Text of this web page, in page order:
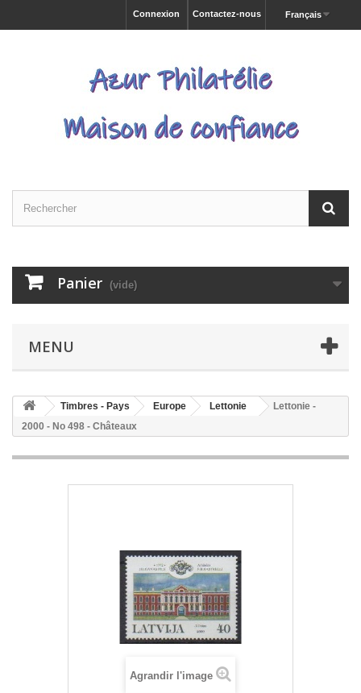
Français
Contactez-nous
Connexion
Panier (vide)
MENU
Timbres - Pays Europe Lettonie
Lettonie -
2000 - No 498 - Châteaux
Agrandir l'image